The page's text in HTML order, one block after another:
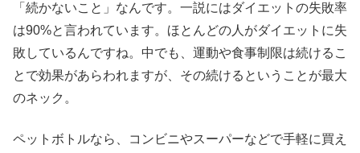
「続かないこと」なんです。一説にはダイエットの失敗率
は90%と言われています。ほとんどの人がダイエットに失
敗しているんですね。中でも、運動や食事制限は続けるこ
とで効果があらわれますが、その続けるということが最大
のネック。
ペットボトルなら、コンビニやスーパーなどで手軽に買え